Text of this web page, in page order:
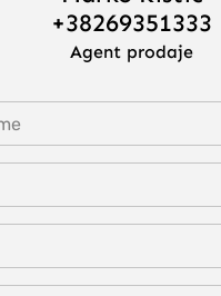
+38269351333
Agent prodaje